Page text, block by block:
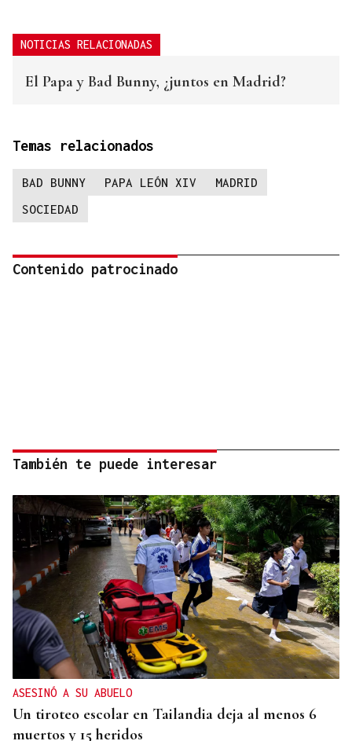
NOTICIAS RELACIONADAS
El Papa y Bad Bunny, ¿juntos en Madrid?
Temas relacionados
BAD BUNNY PAPA LEÓN XIV
MADRID
SOCIEDAD
Contenido patrocinado
También te puede interesar
ASESINÓ A SU ABUELO
Un tiroteo escolar en Tailandia deja al menos 6
muertos y 15 heridos